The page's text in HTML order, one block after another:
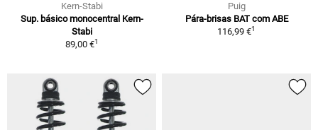
Kern-Stabi
Sup. básico monocentral Kern-
Stabi
89,00 €1
Puig
Pára-brisas BAT com ABE
116,99 €1